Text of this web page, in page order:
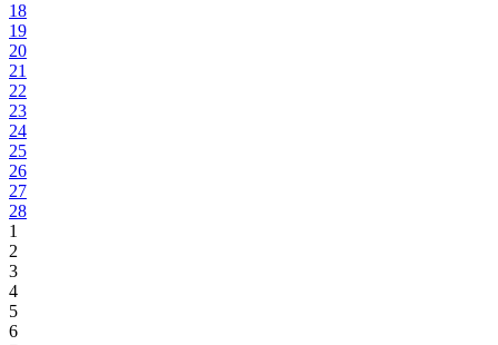
18
19
20
21
22
23
24
25
26
27
28
1
2
3
4
5
6